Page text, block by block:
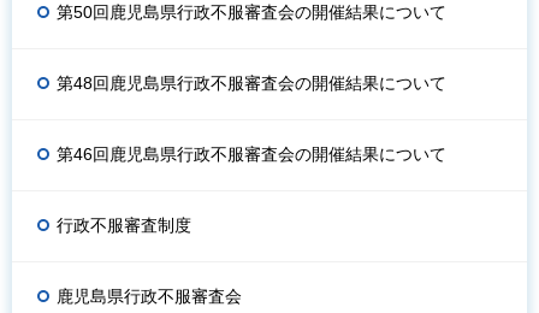
第50回鹿児島県行政不服審査会の開催結果について
第48回鹿児島県行政不服審査会の開催結果について
第46回鹿児島県行政不服審査会の開催結果について
行政不服審査制度
鹿児島県行政不服審査会